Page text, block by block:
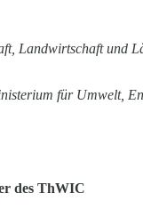
Landwirtschaft und
für Umwelt,
des ThWIC